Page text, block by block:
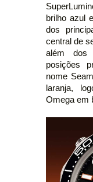
brilho azul
dos
central de
além dos
posições
nome
laranja,
Omega em